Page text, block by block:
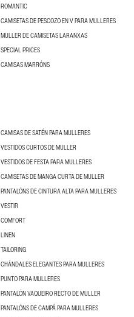
ROMANTIC
CAMISETAS DE PESCOZO EN V PARA MULLERES
MULLER DE CAMISETAS LARANXAS
SPECIAL PRICES
CAMISAS MARRÓNS
CAMISAS DE SATÉN PARA MULLERES
VESTIDOS CURTOS DE MULLER
VESTIDOS DE FESTA PARA MULLERES
CAMISETAS DE MANGA CURTA DE MULLER
PANTALÓNS DE CINTURA ALTA PARA MULLERES
VESTIR
COMFORT
LINEN
TAILORING
CHÁNDALES ELEGANTES PARA MULLERES
PUNTO PARA MULLERES
PANTALÓN VAQUEIRO RECTO DE MULLER
PANTALÓNS DE CAMPÁ PARA MULLERES